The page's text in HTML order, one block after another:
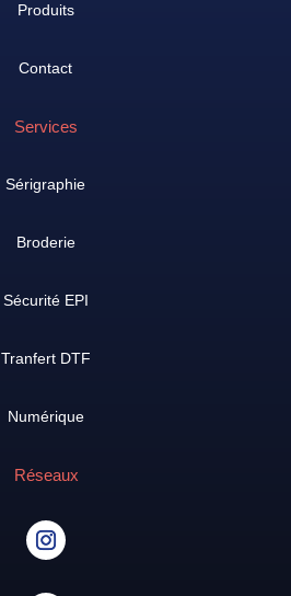
Produits
Contact
Services
Sérigraphie
Broderie
Sécurité EPI
Tranfert DTF
Numérique
Réseaux